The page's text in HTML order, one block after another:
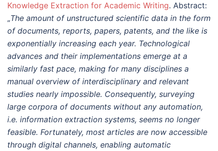
Knowledge Extraction for Academic Writing. Abstract:
„The amount of unstructured scientific data in the form
of documents, reports, papers, patents, and the like is
exponentially increasing each year. Technological
advances and their implementations emerge at a
similarly fast pace, making for many disciplines a
manual overview of interdisciplinary and relevant
studies nearly impossible. Consequently, surveying
large corpora of documents without any automation,
i.e. information extraction systems, seems no longer
feasible. Fortunately, most articles are now accessible
through digital channels, enabling automatic